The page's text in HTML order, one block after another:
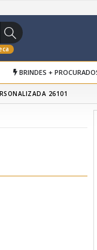
BRINDES +
26101